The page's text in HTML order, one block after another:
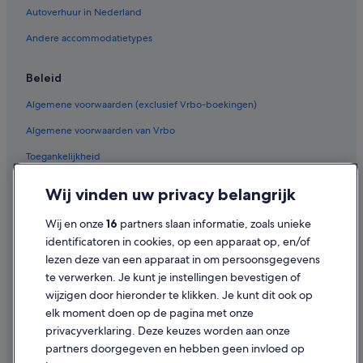
Feelathome Apartments-hotels in Barcelona
Axel Hotels in Barcelona
B&B Hotels in Barcelona
Ssa Apartments-hotels in Barcelona
Htop Hotels in Barcelona
Four Seasons-hotels in Barcelona
Ace Hotel in Barcelona
Bas Apartments-hotels in Barcelona
Best Hotels in Barcelona
Autoverhuur in Nederland
Andere accommodatietypes
Beleid
Algemene voorwaarden (exclusief Vrbo-boekingen)
Algemene voorwaarden van Vrbo
Toegankelijkheid
Gebruiksvoorwaarden
Juridische informatie/Contact
Inhoudsrichtlijnen en inhoud rapporteren
Hulp
Contact
Wij vinden uw privacy belangrijk
Wij en onze16 partners slaan informatie, zoals unieke
identificatoren in cookies, op een apparaat op, en/of
lezen deze van een apparaat in om persoonsgegevens
te verwerken. Je kunt je instellingen bevestigen of
wijzigen door hieronder te klikken. Je kunt dit ook op
elk moment doen op de pagina met onze
privacyverklaring. Deze keuzes worden aan onze
partners doorgegeven en hebben geen invloed op